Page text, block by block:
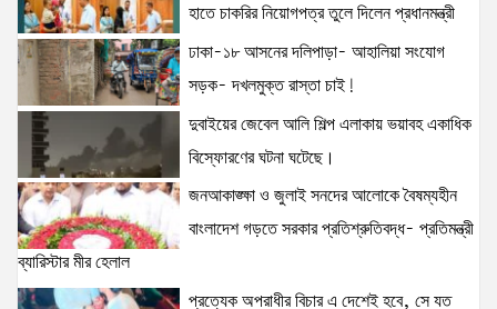
হাতে চাকরির নিয়োগপত্র তুলে দিলেন প্রধানমন্ত্রী
ঢাকা-১৮ আসনের দলিপাড়া- আহালিয়া সংযোগ
সড়ক- দখলমুক্ত রাস্তা চাই!
দুবাইয়ের জেবেল আলি শিল্প এলাকায় ভয়াবহ একাধিক
বিস্ফোরণের ঘটনা ঘটেছে।
জনআকাঙ্ক্ষা ও জুলাই সনদের আলোকে বৈষম্যহীন
বাংলাদেশ গড়তে সরকার প্রতিশ্রুতিবদ্ধ- প্রতিমন্ত্রী
ব্যারিস্টার মীর হেলাল
প্রত্যেক অপরাধীর বিচার এ দেশেই হবে, সে যত